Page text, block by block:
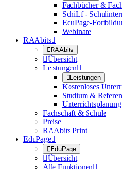
Fachbücher &
SchiLf -
EduPage-
Webinare
RAAbits
RAAbits
Übersicht
Leistungen
Leistungen
Kostenloses
Studium &
Fachschaft & Schule
Preise
RAAbits Print
EduPage
EduPage
Übersicht
Alle Funktionen